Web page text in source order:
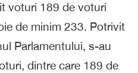
voturi 189 de voturi
de minim 233. Potrivit
Parlamentului, s-au
dintre care 189 de